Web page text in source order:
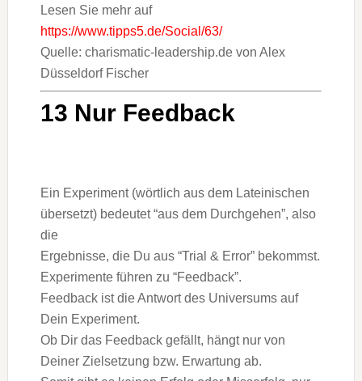
Lesen Sie mehr auf
https://www.tipps5.de/Social/63/
Quelle: charismatic-leadership.de von Alex
Düsseldorf Fischer
13 Nur Feedback
Ein Experiment (wörtlich aus dem Lateinischen
übersetzt) bedeutet “aus dem Durchgehen”, also
die
Ergebnisse, die Du aus “Trial & Error” bekommst.
Experimente führen zu “Feedback”.
Feedback ist die Antwort des Universums auf
Dein Experiment.
Ob Dir das Feedback gefällt, hängt nur von
Deiner Zielsetzung bzw. Erwartung ab.